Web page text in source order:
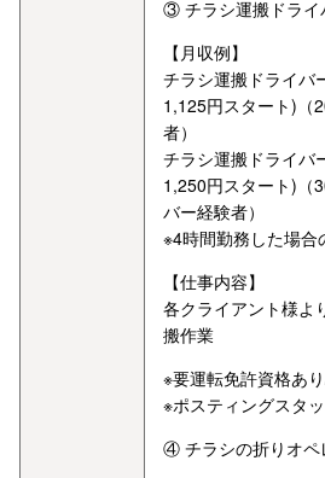
③ チラシ運搬ドライ
【月収例】
チラシ運搬ドライバ
1,125円スタート)（
者）
チラシ運搬ドライバ
1,250円スタート)（
バー経験者）
※4時間勤務した場合
【仕事内容】
各クライアント様よ
搬作業
※要運転免許資格あ
※ポスティングスタ
④ チラシの折りオペ